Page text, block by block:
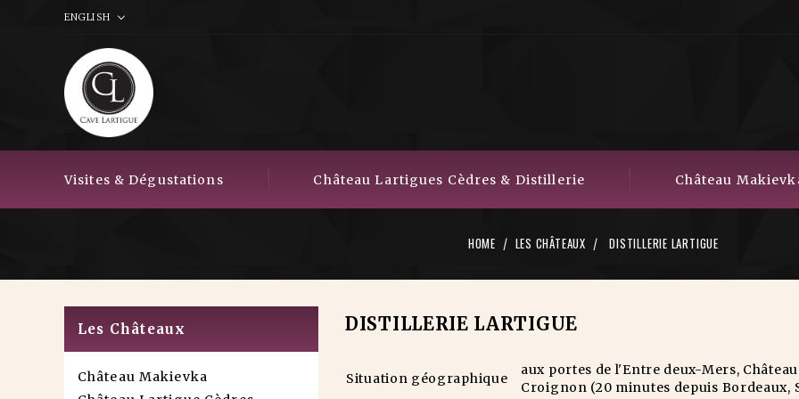
ENGLISH
Visites & Dégustations Château Lartigues Cèdres & Distillerie Château
HOME LES CHÂTEAUX DISTILLERIE LARTIGUE
DISTILLERIE LARTIGUE
Situation géographique
aux portes de l'Entre deux-Mers,
Croignon (20 minutes depuis Bordeaux,
Les Châteaux
Château Makievka